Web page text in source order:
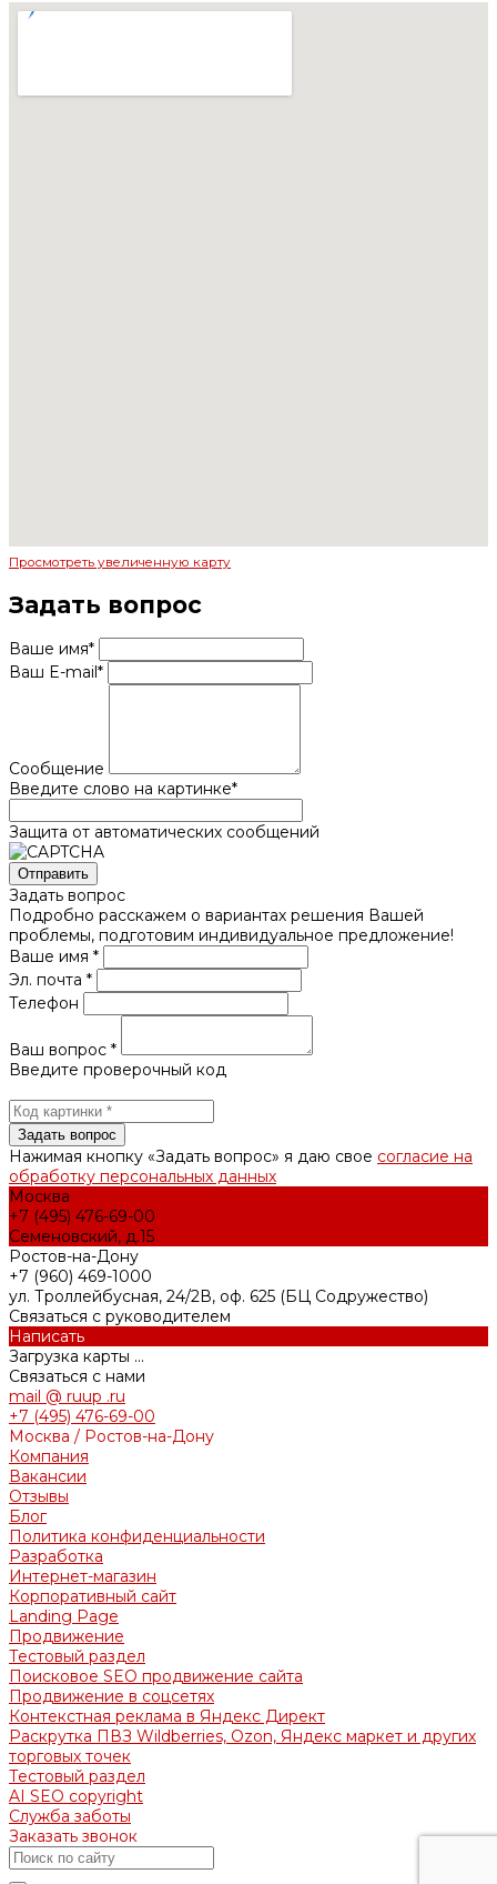
Просмотреть увеличенную карту
Задать вопрос
Ваше имя*
Ваш E-mail*
Сообщение
Введите слово на картинке*
Защита от автоматических сообщений
Задать вопрос
Подробно расскажем о вариантах решения Вашей
проблемы, подготовим индивидуальное предложение!
Ваше имя *
Эл. почта *
Телефон
Ваш вопрос *
Введите проверочный код
Нажимая кнопку «Задать вопрос» я даю свое согласие на
обработку персональных данных
Москва
+7 (495) 476-69-00
Семеновский, д.15
Ростов-на-Дону
+7 (960) 469-1000
ул. Троллейбусная, 24/2В, оф. 625 (БЦ Содружество)
Связаться с руководителем
Написать
Загрузка карты ...
Связаться с нами
mail @ ruup .ru
+7 (495) 476-69-00
Москва / Ростов-на-Дону
Компания
Вакансии
Отзывы
Блог
Политика конфиденциальности
Разработка
Интернет-магазин
Корпоративный сайт
Landing Page
Продвижение
Тестовый раздел
Поисковое SEO продвижение сайта
Продвижение в соцсетях
Контекстная реклама в Яндекс Директ
Раскрутка ПВЗ Wildberries, Ozon, Яндекс маркет и других
торговых точек
Тестовый раздел
AI SEO copyright
Служба заботы
Заказать звонок